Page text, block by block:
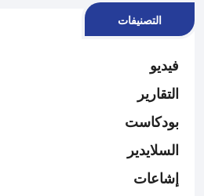
التصنيفات
فيديو
التقارير
بودكاست
السلايدير
إشاعات